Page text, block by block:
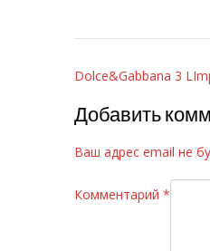
Навигация
по
записям
Dolce&Gabbana 3
Добавить
Ваш адрес email не
Комментарий *